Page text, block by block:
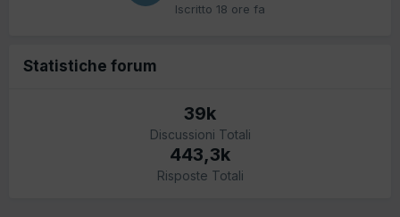
Iscritto 18 ore fa
Statistiche forum
39k
Discussioni Totali
443,3k
Risposte Totali